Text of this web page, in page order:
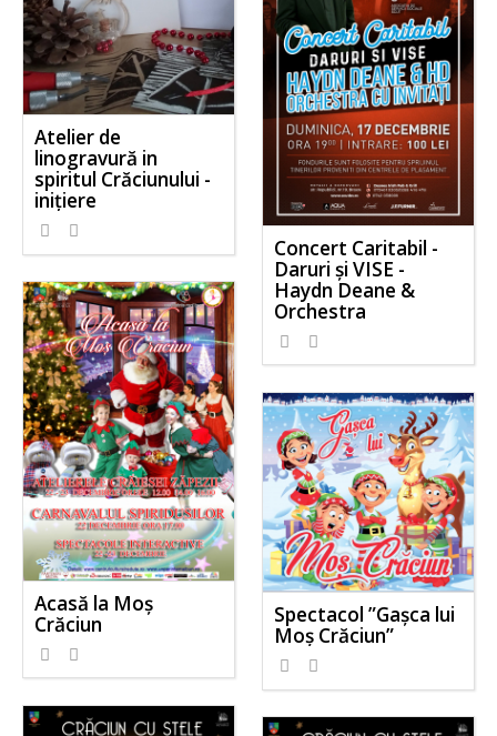
Atelier de
linogravură in
spiritul Crăciunului -
inițiere
Concert Caritabil -
Daruri și VISE -
Haydn Deane &
Orchestra
Acasă la Moș
Crăciun
Spectacol ”Gașca lui
Moș Crăciun”